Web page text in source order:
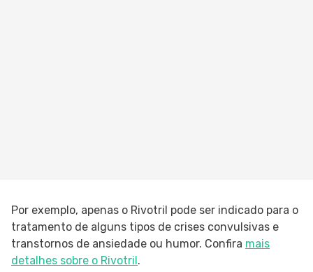
Por exemplo, apenas o Rivotril pode ser indicado para o
tratamento de alguns tipos de crises convulsivas e
transtornos de ansiedade ou humor. Confira mais
detalhes sobre o Rivotril.